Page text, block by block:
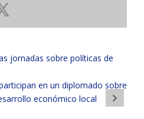
jornadas sobre políticas de
en un diplomado sobre
económico local